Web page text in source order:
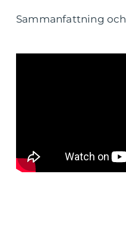
Sammanfattning och